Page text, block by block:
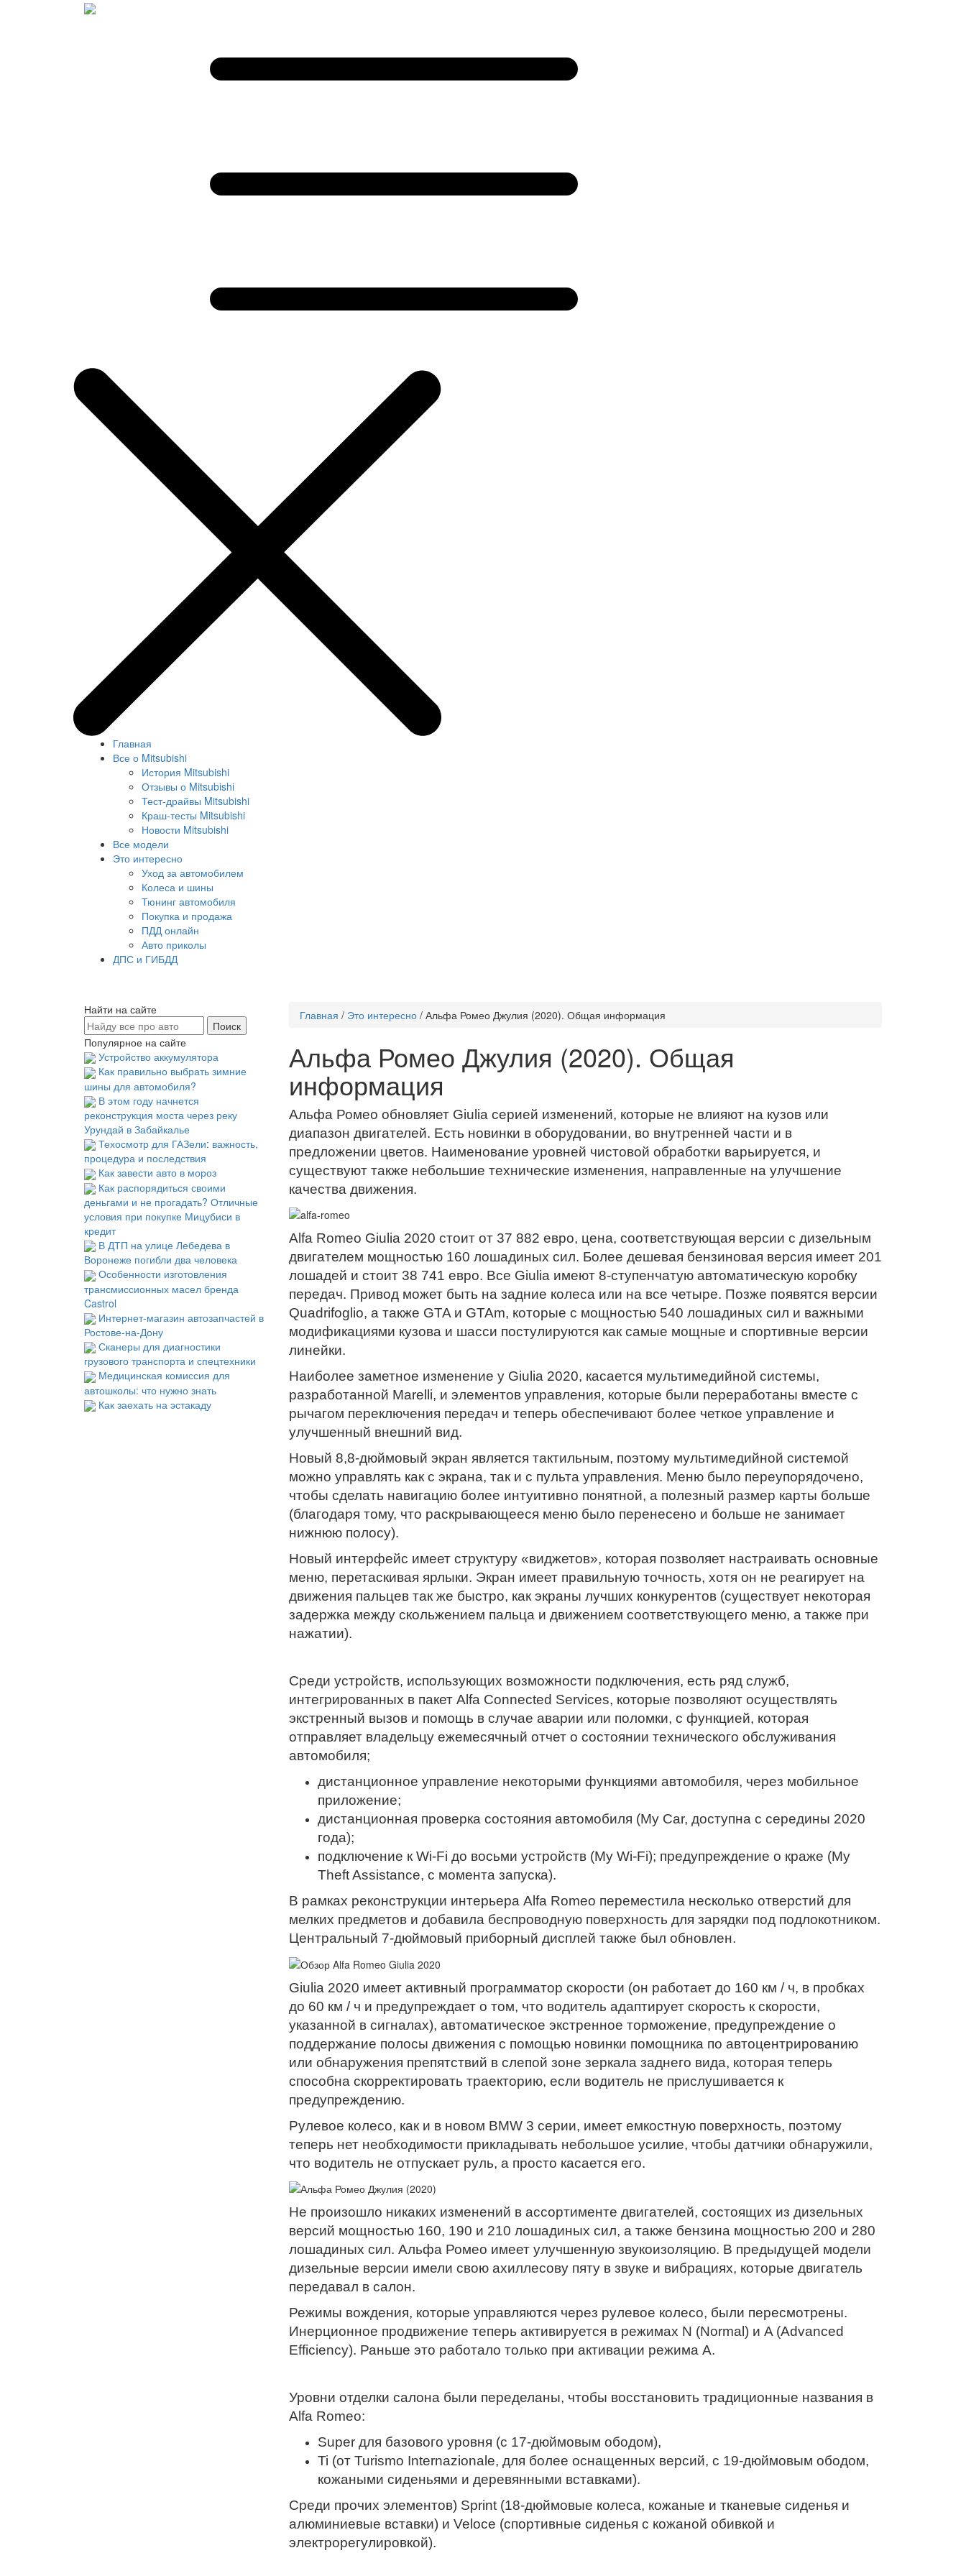
Главная
Все о Mitsubishi
История Mitsubishi
Отзывы о Mitsubishi
Тест-драйвы Mitsubishi
Краш-тесты Mitsubishi
Новости Mitsubishi
Все модели
Это интересно
Уход за автомобилем
Колеса и шины
Тюнинг автомобиля
Покупка и продажа
ПДД онлайн
Авто приколы
ДПС и ГИБДД
Главная / Это интересно / Альфа Ромео Джулия (2020). Общая информация
Альфа Ромео Джулия (2020). Общая
информация
Альфа Ромео обновляет Giulia серией изменений, которые не влияют на кузов или
диапазон двигателей. Есть новинки в оборудовании, во внутренней части и в
предложении цветов. Наименование уровней чистовой обработки варьируется, и
существуют также небольшие технические изменения, направленные на улучшение
качества движения.
Alfa Romeo Giulia 2020 стоит от 37 882 евро, цена, соответствующая версии с дизельным
двигателем мощностью 160 лошадиных сил. Более дешевая бензиновая версия имеет 201
лошадей и стоит 38 741 евро. Все Giulia имеют 8-ступенчатую автоматическую коробку
передач. Привод может быть на задние колеса или на все четыре. Позже появятся версии
Quadrifoglio, а также GTA и GTAm, которые с мощностью 540 лошадиных сил и важными
модификациями кузова и шасси постулируются как самые мощные и спортивные версии
линейки.
Наиболее заметное изменение у Giulia 2020, касается мультимедийной системы,
разработанной Marelli, и элементов управления, которые были переработаны вместе с
рычагом переключения передач и теперь обеспечивают более четкое управление и
улучшенный внешний вид.
Новый 8,8-дюймовый экран является тактильным, поэтому мультимедийной системой
можно управлять как с экрана, так и с пульта управления. Меню было переупорядочено,
чтобы сделать навигацию более интуитивно понятной, а полезный размер карты больше
(благодаря тому, что раскрывающееся меню было перенесено и больше не занимает
нижнюю полосу).
Новый интерфейс имеет структуру «виджетов», которая позволяет настраивать основные
меню, перетаскивая ярлыки. Экран имеет правильную точность, хотя он не реагирует на
движения пальцев так же быстро, как экраны лучших конкурентов (существует некоторая
задержка между скольжением пальца и движением соответствующего меню, а также при
нажатии).
Среди устройств, использующих возможности подключения, есть ряд служб,
интегрированных в пакет Alfa Connected Services, которые позволяют осуществлять
экстренный вызов и помощь в случае аварии или поломки, с функцией, которая
отправляет владельцу ежемесячный отчет о состоянии технического обслуживания
автомобиля;
дистанционное управление некоторыми функциями автомобиля, через мобильное
приложение;
дистанционная проверка состояния автомобиля (My Car, доступна с середины 2020
года);
подключение к Wi-Fi до восьми устройств (My Wi-Fi); предупреждение о краже (My
Theft Assistance, с момента запуска).
В рамках реконструкции интерьера Alfa Romeo переместила несколько отверстий для
мелких предметов и добавила беспроводную поверхность для зарядки под подлокотником.
Центральный 7-дюймовый приборный дисплей также был обновлен.
Giulia 2020 имеет активный программатор скорости (он работает до 160 км / ч, в пробках
до 60 км / ч и предупреждает о том, что водитель адаптирует скорость к скорости,
указанной в сигналах), автоматическое экстренное торможение, предупреждение о
поддержание полосы движения с помощью новинки помощника по автоцентрированию
или обнаружения препятствий в слепой зоне зеркала заднего вида, которая теперь
способна скорректировать траекторию, если водитель не прислушивается к
предупреждению.
Рулевое колесо, как и в новом BMW 3 серии, имеет емкостную поверхность, поэтому
теперь нет необходимости прикладывать небольшое усилие, чтобы датчики обнаружили,
что водитель не отпускает руль, а просто касается его.
Не произошло никаких изменений в ассортименте двигателей, состоящих из дизельных
версий мощностью 160, 190 и 210 лошадиных сил, а также бензина мощностью 200 и 280
лошадиных сил. Альфа Ромео имеет улучшенную звукоизоляцию. В предыдущей модели
дизельные версии имели свою ахиллесову пяту в звуке и вибрациях, которые двигатель
передавал в салон.
Режимы вождения, которые управляются через рулевое колесо, были пересмотрены.
Инерционное продвижение теперь активируется в режимах N (Normal) и A (Advanced
Efficiency). Раньше это работало только при активации режима A.
Уровни отделки салона были переделаны, чтобы восстановить традиционные названия в
Alfa Romeo:
Super для базового уровня (с 17-дюймовым ободом),
Ti (от Turismo Internazionale, для более оснащенных версий, с 19-дюймовым ободом,
кожаными сиденьями и деревянными вставками).
Среди прочих элементов) Sprint (18-дюймовые колеса, кожаные и тканевые сиденья и
алюминиевые вставки) и Veloce (спортивные сиденья с кожаной обивкой и
электрорегулировкой).
Найти на сайте
Популярное на сайте
Устройство аккумулятора
Как правильно выбрать зимние
шины для автомобиля?
В этом году начнется
реконструкция моста через реку
Урундай в Забайкалье
Техосмотр для ГАЗели: важность,
процедура и последствия
Как завести авто в мороз
Как распорядиться своими
деньгами и не прогадать? Отличные
условия при покупке Мицубиси в
кредит
В ДТП на улице Лебедева в
Воронеже погибли два человека
Особенности изготовления
трансмиссионных масел бренда
Castrol
Интернет-магазин автозапчастей в
Ростове-на-Дону
Сканеры для диагностики
грузового транспорта и спецтехники
Медицинская комиссия для
автошколы: что нужно знать
Как заехать на эстакаду